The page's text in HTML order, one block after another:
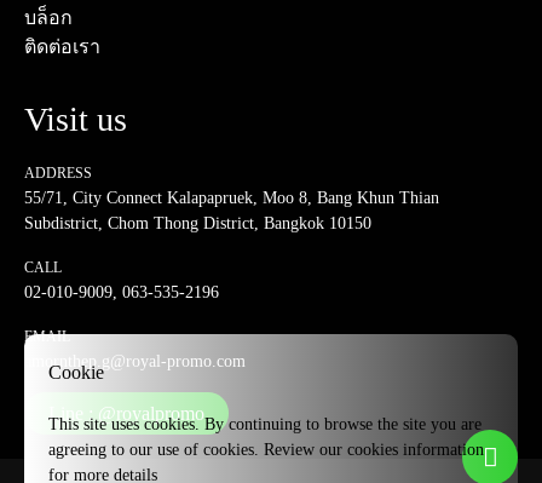
Cookie
This site uses cookies. By continuing to browse the site you are
agreeing to our use of cookies. Review our cookies information
for more details
บล็อก
ติดต่อเรา
Visit us
ADDRESS
55/71, City Connect Kalapapruek, Moo 8, Bang Khun Thian
Subdistrict, Chom Thong District, Bangkok 10150
CALL
02-010-9009, 063-535-2196
EMAIL
amornthep.g@royal-promo.com
Line : @royalpromo